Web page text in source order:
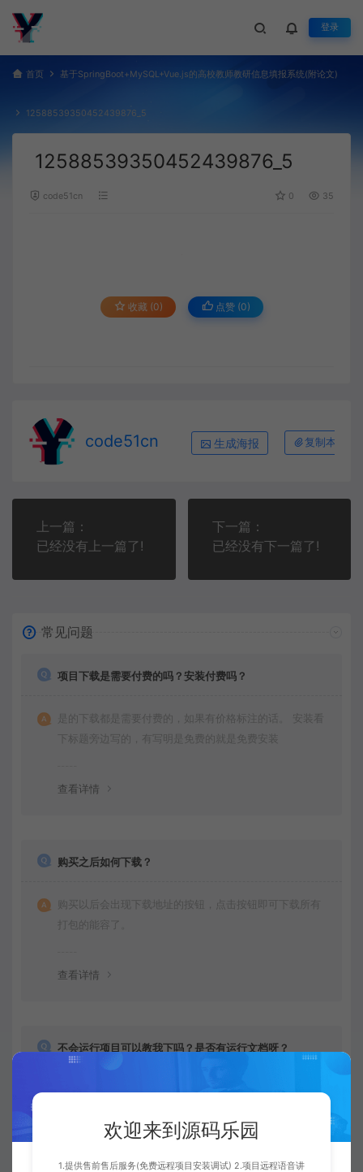
登录
首页 基于SpringBoot+MySQL+Vue.js的高校教师教研信息填报系统(附论文)
12588539350452439876_5
12588539350452439876_5
code51cn 0 35
收藏 (0) 点赞 (0)
code51cn 生成海报 复制本文链
上一篇：
已经没有上一篇了!
下一篇：
已经没有下一篇了!
常见问题
项目下载是需要付费的吗？安装付费吗？
是的下载都是需要付费的，如果有价格标注的话。 安装看
下标题旁边写的，有写明是免费的就是免费安装
查看详情
购买之后如何下载？
购买以后会出现下载地址的按钮，点击按钮即可下载所有
打包的能容了。
查看详情
不会运行项目可以教我下吗？是否有运行文档呀？
一般都是免费远程安装的，运行很简单，都是给你调试好
查看详情
欢迎来到源码乐园
1.提供售前售后服务(免费远程项目安装调试) 2.项目远程语音讲